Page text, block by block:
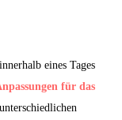
eines Tages
für das